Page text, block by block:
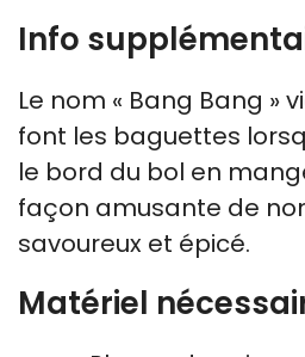
Info
Le nom « Bang Bang »
font les baguettes
le bord du bol en
façon amusante de
savoureux et épicé.
Matériel